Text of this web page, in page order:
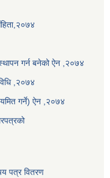
गर्न बनेको ऐन ,२०७४
,२०७४
गर्ने) ऐन ,२०७४
पत्र वितरण